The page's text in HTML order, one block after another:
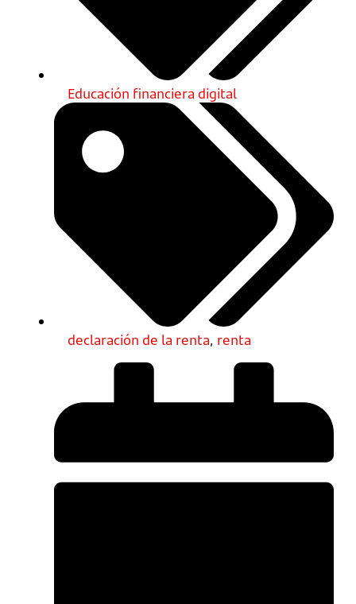
Educación financiera digital
declaración de la renta, renta